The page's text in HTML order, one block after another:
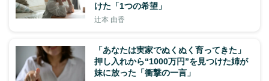
けた「1つの希望」
辻本 由香
「あなたは実家でぬくぬく育ってきた」
押し入れから“1000万円”を見つけた姉が
妹に放った「衝撃の一言」